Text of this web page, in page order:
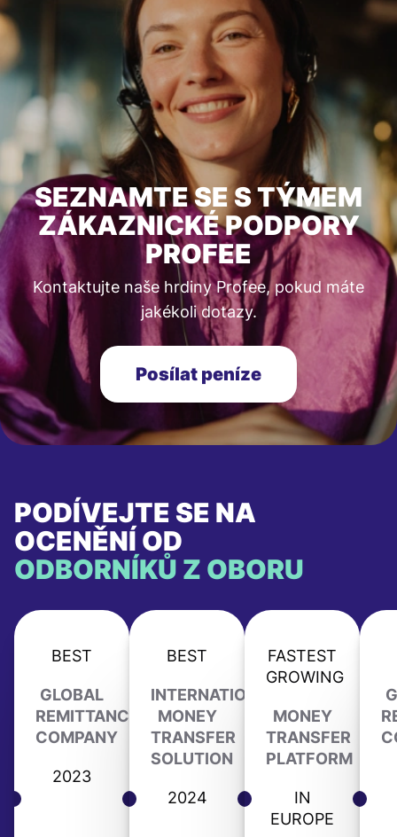
SEZNAMTE SE S TÝMEM
ZÁKAZNICKÉ PODPORY
PROFEE
Kontaktujte naše hrdiny Profee, pokud máte
jakékoli dotazy.
Posílat peníze
PODÍVEJTE SE NA
OCENĚNÍ OD
ODBORNÍKŮ Z OBORU
BEST
GLOBAL
REMITTANCE
COMPANY
2023
BEST
INTERNATIONAL
MONEY
TRANSFER
SOLUTION
2024
FASTEST
GROWING
MONEY
TRANSFER
PLATFORM
IN
EUROPE